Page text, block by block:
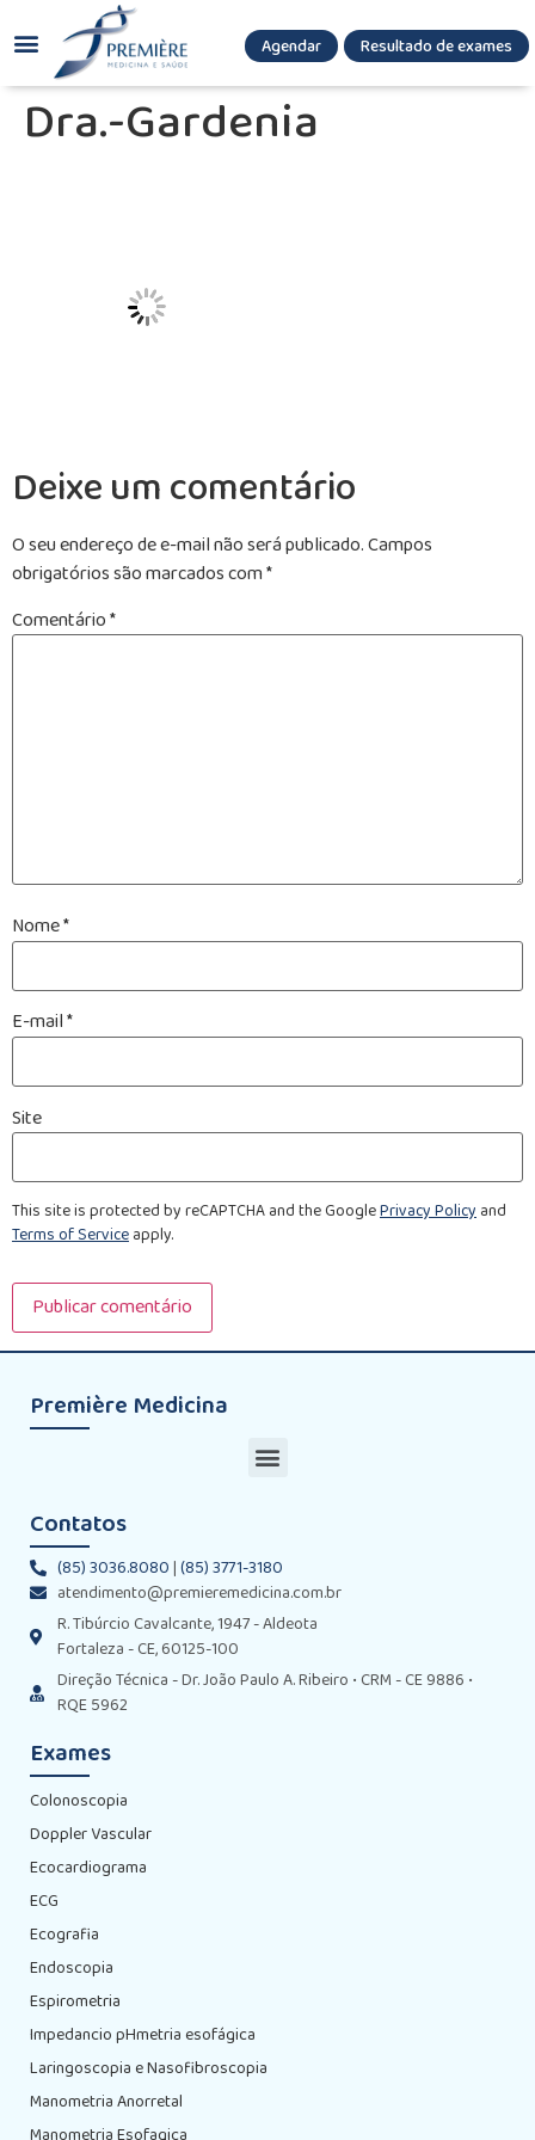
Agendar Resultado de exames
Dra.-Gardenia
Deixe um comentário
O seu endereço de e-mail não será publicado.Campos
obrigatórios são marcados com*
Comentário*
Nome*
E-mail*
Site
This site is protected by reCAPTCHA and the GooglePrivacy Policyand
Terms of Serviceapply.
Première Medicina
Contatos
(85) 3036.8080|(85) 3771-3180
atendimento@premieremedicina.com.br
R. Tibúrcio Cavalcante, 1947 - Aldeota
Fortaleza - CE, 60125-100
Direção Técnica - Dr. João Paulo A. Ribeiro • CRM - CE 9886 •
RQE 5962
Exames
Colonoscopia
Doppler Vascular
Ecocardiograma
ECG
Ecografia
Endoscopia
Espirometria
Impedancio pHmetria esofágica
Laringoscopia e Nasofibroscopia
Manometria Anorretal